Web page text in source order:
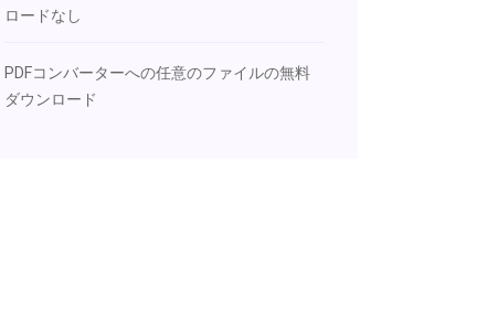
ロードなし
PDFコンバーターへの任意のファイルの無料
ダウンロード